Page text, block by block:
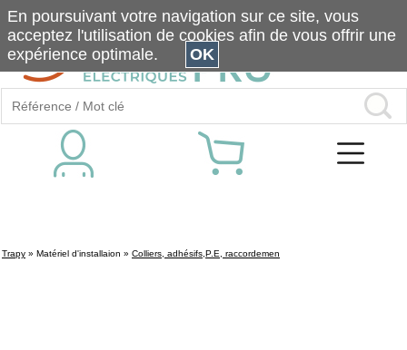
Trapy » Matériel d'installaion » Colliers, adhésifs,P.E, raccordemen
En poursuivant votre navigation sur ce site, vous
acceptez l'utilisation de cookies afin de vous offrir une
expérience optimale.
OK